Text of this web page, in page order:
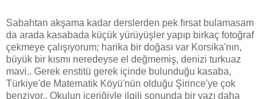
Sabahtan akşama kadar derslerden pek fırsat bulamasam
da arada kasabada küçük yürüyüşler yapıp birkaç fotoğraf
çekmeye çalışıyorum; harika bir doğası var Korsika'nın,
büyük bir kısmı neredeyse el değmemiş, denizi turkuaz
mavi.. Gerek enstitü gerek içinde bulunduğu kasaba,
Türkiye'de Matematik Köyü'nün olduğu Şirince'ye çok
benziyor.. Okulun içeriğiyle ilgili sonunda bir yazı daha